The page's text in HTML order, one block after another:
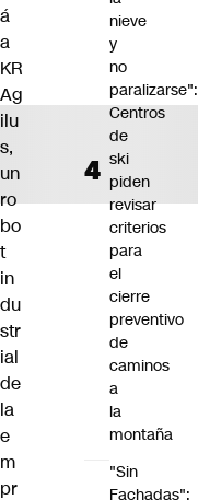
á
a
KR
Ag
ilu
s,
un
ro
bo
t
in
du
str
ial
de
la
e
m
pr
nieve
y
no
paralizarse":
Centros
de
ski
piden
revisar
criterios
para
el
cierre
preventivo
de
caminos
a
la
montaña
"Sin
Fachadas":